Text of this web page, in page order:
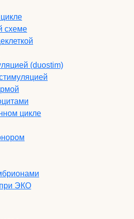
схеме
(duostim)
цикле
ЭКО